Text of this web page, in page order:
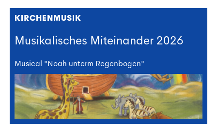
KIRCHENMUSIK
Musikalisches Miteinander 2026
Musical "Noah unterm Regenbogen"